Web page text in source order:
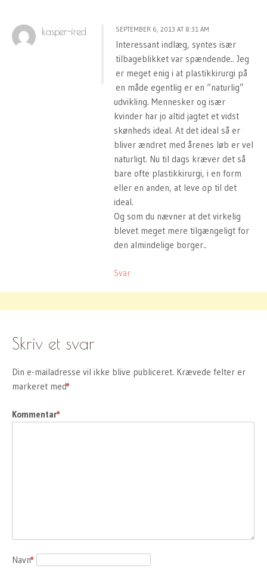
kasper-fred SEPTEMBER 6, 2013 AT 8:31 AM
Interessant indlæg, syntes især
tilbageblikket var spændende.. Jeg
er meget enig i at plastikkirurgi på
en måde egentlig er en “naturlig”
udvikling. Mennesker og især
kvinder har jo altid jagtet et vidst
skønheds ideal. At det ideal så er
bliver ændret med årenes løb er vel
naturligt. Nu til dags kræver det så
bare ofte plastikkirurgi, i en form
eller en anden, at leve op til det
ideal.
Og som du nævner at det virkelig
blevet meget mere tilgængeligt for
den almindelige borger..
Svar
Skriv et svar
Din e-mailadresse vil ikke blive publiceret. Krævede felter er
markeret med
*
Kommentar
*
Navn
*